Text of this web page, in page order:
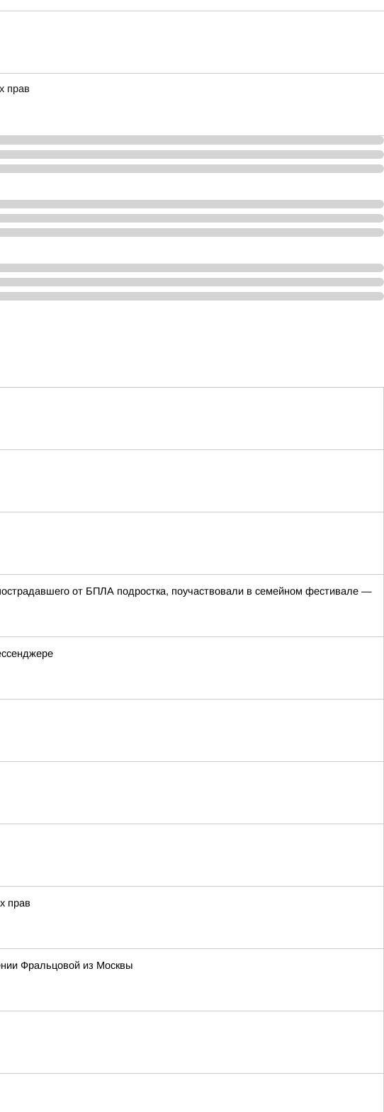
прав
от БПЛА подростка, поучаствовали в семейном фестивале —
прав
Фральцовой из Москвы